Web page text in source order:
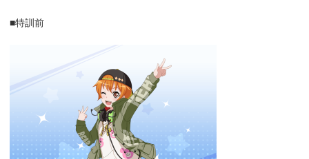
■特訓前